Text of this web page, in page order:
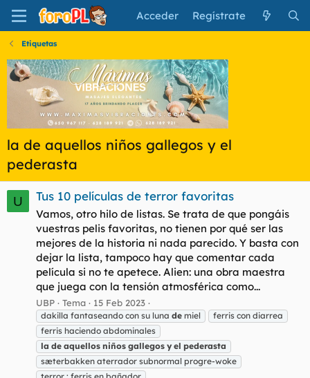
Acceder Regístrate
Etiquetas
la de aquellos niños gallegos y el
pederasta
U Tus 10 películas de terror favoritas
Vamos, otro hilo de listas. Se trata de que pongáis
vuestras pelis favoritas, no tienen por qué ser las
mejores de la historia ni nada parecido. Y basta con
dejar la lista, tampoco hay que comentar cada
película si no te apetece. Alien: una obra maestra
que juega con la tensión atmosférica como...
UBP Tema 15 Feb 2023
dakilla fantaseando con su luna de miel
ferris con diarrea
ferris haciendo abdominales
la de aquellos niños gallegos y el pederasta
sæterbakken aterrador subnormal progre-woke